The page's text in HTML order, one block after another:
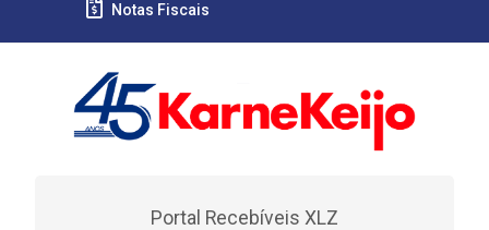
Notas Fiscais
Portal Recebíveis XLZ